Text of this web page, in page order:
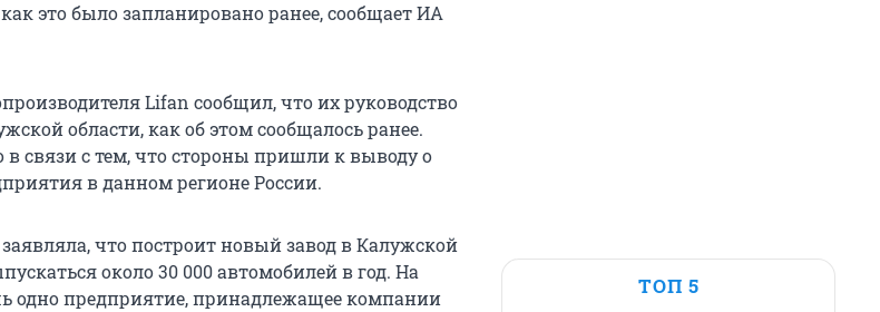
это было запланировано ранее, сообщает ИА
Lifan сообщил, что их руководство
области, как об этом сообщалось ранее.
связи с тем, что стороны пришли к выводу о
в данном регионе России.
что построит новый завод в Калужской
около 30 000 автомобилей в год. На
одно предприятие, принадлежащее компании
ТОП 5